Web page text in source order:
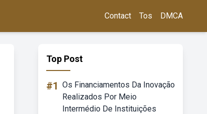
Contact Tos DMCA
Top Post
#1 Os Financiamentos Da Inovação
Realizados Por Meio
Intermédio De Instituições